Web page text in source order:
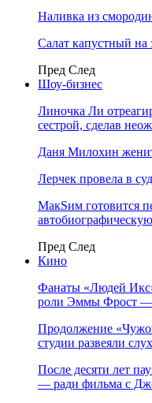
Наливка из
Салат капустный на
Пред След
Шоу-бизнес
Линочка Ли
сестрой, сделав
Даня Милохин
Лерчек провела в
МакSим готовится
Пред След
Кино
Фанаты «Людей
роли Эммы Фрост
Продолжение
студии развеяли
После десяти лет
— ради фильма с